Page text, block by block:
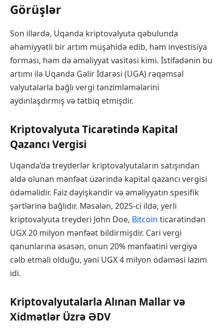
Görüşlər
Son illərdə, Uqanda kriptovalyuta qəbulunda
əhəmiyyətli bir artım müşahidə edib, həm investisiya
forması, həm də əməliyyat vasitəsi kimi. İstifadənin bu
artımı ilə Uqanda Gəlir İdarəsi (UGA) rəqəmsal
valyutalarla bağlı vergi tənzimləmələrini
aydınlaşdırmış və tətbiq etmişdir.
Kriptovalyuta Ticarətində Kapital
Qazancı Vergisi
Uqanda’da treyderlər kriptovalyutaların satışından
əldə olunan mənfəət üzərində kapital qazancı vergisi
ödəməlidir. Faiz dəyişkəndir və əməliyyatın spesifik
şərtlərinə bağlıdır. Məsələn, 2025-ci ildə, yerli
kriptovalyuta treyderi John Doe, Bitcoin ticarətindən
UGX 20 milyon mənfəət bildirmişdir. Cari vergi
qanunlarına əsasən, onun 20% mənfəətini vergiyə
cəlb etməli olduğu, yəni UGX 4 milyon ödəməsi lazım
idi.
Kriptovalyutalarla Alınan Mallar və
Xidmətlər Üzrə ƏDV